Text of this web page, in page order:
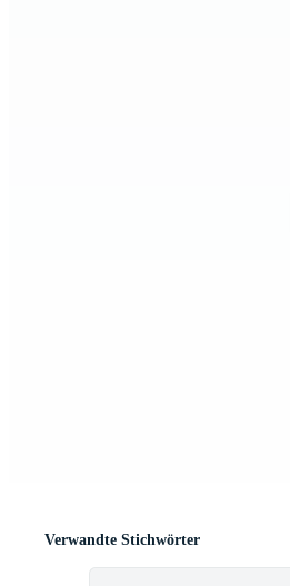
Verwandte Stichwörter